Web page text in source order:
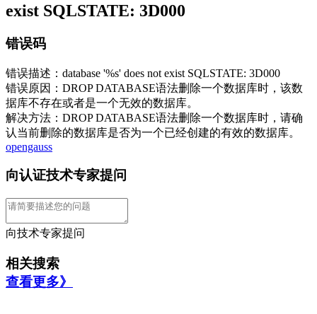
exist SQLSTATE: 3D000
错误码
错误描述：database '%s' does not exist SQLSTATE: 3D000
错误原因：DROP DATABASE语法删除一个数据库时，该数
据库不存在或者是一个无效的数据库。
解决方法：DROP DATABASE语法删除一个数据库时，请确
认当前删除的数据库是否为一个已经创建的有效的数据库。
opengauss
向认证技术专家提问
向技术专家提问
相关搜索
查看更多》